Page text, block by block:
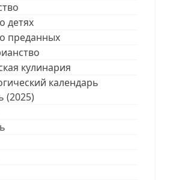
детях
преданных
кулинария
календарь
(2025)